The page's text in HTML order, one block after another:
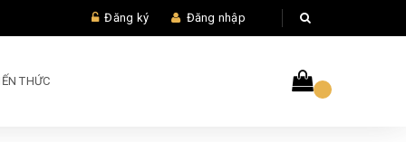
Đăng ký Đăng nhập
THỨC